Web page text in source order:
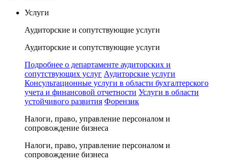
Услуги
Аудиторские и сопутствующие услуги
Аудиторские и сопутствующие услуги
Подробнее о департаменте аудиторских и
сопутствующих услуг Аудиторские услуги
Консультационные услуги в области бухгалтерского
учета и финансовой отчетности Услуги в области
устойчивого развития Форензик
Налоги, право, управление персоналом и
сопровождение бизнеса
Налоги, право, управление персоналом и
сопровождение бизнеса